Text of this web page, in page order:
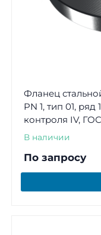
Фланец
PN 1, тип 01, ряд
контроля IV,
В наличии
По запросу